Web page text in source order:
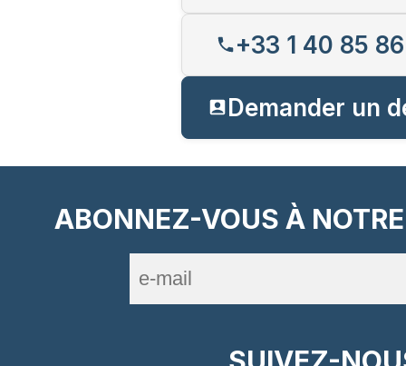
+33 1 40 85
Demander un
ABONNEZ-VOUS À